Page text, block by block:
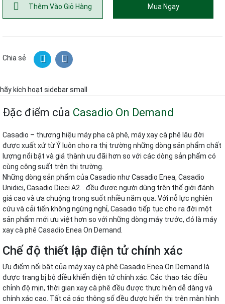
Thêm Vào Giỏ Hàng Mua Ngay
Chia sẻ
hãy kích hoạt sidebar small
Đặc điểm của Casadio On Demand
Casadio – thương hiệu máy pha cà phê, máy xay cà phê lâu đời
được xuất xứ từ Ý luôn cho ra thị trường những dòng sản phẩm chất
lượng nổi bật và giá thành ưu đãi hơn so với các dòng sản phẩm có
cùng công suất trên thị trường.
Những dòng sản phẩm của Casadio như Casadio Enea, Casadio
Unidici, Casadio Dieci A2… đều được người dùng trên thế giới đánh
giá cao và ưa chuộng trong suốt nhiều năm qua. Với nỗ lực nghiên
cứu và cải tiến không ngừng nghỉ, Casadio tiếp tục cho ra đời một
sản phẩm mới ưu việt hơn so với những dòng máy trước, đó là máy
xay cà phê Casadio Enea On Demand.
Chế độ thiết lập điện tử chính xác
Ưu điểm nổi bật của máy xay cà phê Casadio Enea On Demand là
được trang bị bộ điều khiển điện tử chính xác. Các thao tác điều
chỉnh độ mịn, thời gian xay cà phê đều được thực hiện dễ dàng và
chính xác cao. Tất cả các thông số đều được hiển thị trên màn hình